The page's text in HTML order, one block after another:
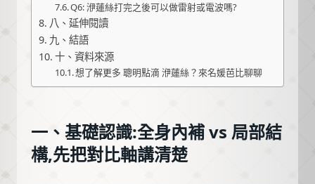
Q6: 洢蓮絲打完之後可以做雷射或電波嗎?
八、延伸閱讀
九、結語
十、資料來源
想了解更多 聰明點滴 洢蓮絲？來名媛芭比聊聊
一、基礎認識:全身內補 vs 局部結
構,先把對比軸講清楚